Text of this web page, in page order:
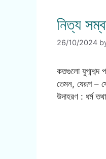
নিত্য
26/10/2024
কতগুলো যুগ্মশব্দ
তেমন, যেরূপ –
উদাহরণ : ধর্ম